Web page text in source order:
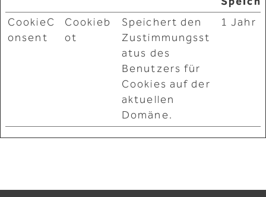
CookieC
onsent
Cookieb
ot
Speichert den
Zustimmungsst
atus des
Benutzers für
Cookies auf der
aktuellen
Domäne.
1 Jahr